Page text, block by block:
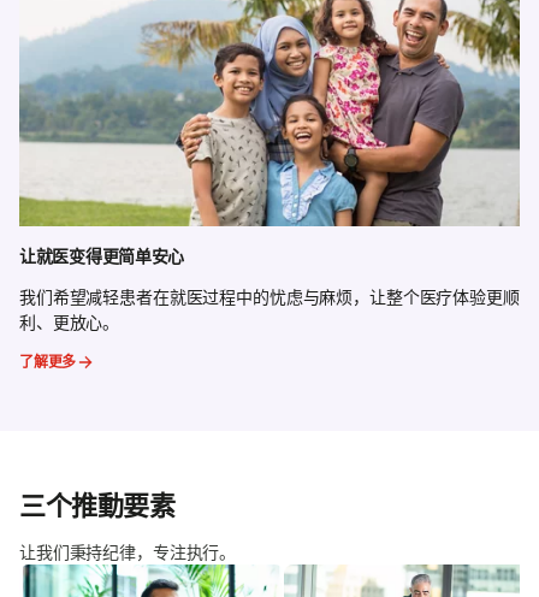
让就医变得更简单安心
我们希望减轻患者在就医过程中的忧虑与麻烦，让整个医疗体验更顺
利、更放心。
了解更多
三个推動要素
让我们秉持纪律，专注执行。